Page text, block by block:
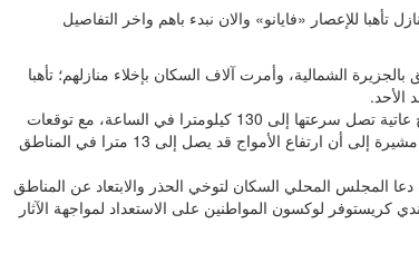
تأهبا للإعصار «فايانو» والان نبدء باهم واخر التفاصيل
الشمالية، وأمرت آلاف السكان بإخلاء منازلهم؛ تأهبا
الأحد.
وذكرت هيئة الأرصاد الجوية النيوزيلندية، أن الإعصار مصحوب برياح عاتية تصل سرعتها إلى 130 كيلومترا في الساعة، مع توقعات
بهطول أمطار غزيرة تؤدي إلى فيضانات ساحلية وانهيارات أرضية، مشيرة إلى أن ارتفاع الأمواج قد يصل إلى 13 مترا في المناطق
المجلس المحلي السكان لتوخي الحذر والابتعاد عن المناطق
كريستوفر لوكسون المواطنين على الاستعداد لمواجهة الآثار